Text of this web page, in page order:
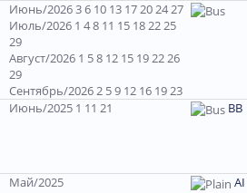
Июнь/2026 3 6 10 13 17 20 24 27
Июль/2026 1 4 8 11 15 18 22 25
29
Август/2026 1 5 8 12 15 19 22 26
29
Сентябрь/2026 2 5 9 12 16 19 23
Июнь/2025 1 11 21 ВВ
Май/2025 AI